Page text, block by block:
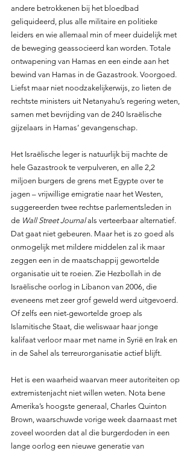
andere betrokkenen bij het bloedbad
geliquideerd, plus alle militaire en politieke
leiders en wie allemaal min of meer duidelijk met
de beweging geassocieerd kan worden. Totale
ontwapening van Hamas en een einde aan het
bewind van Hamas in de Gazastrook. Voorgoed.
Liefst maar niet noodzakelijkerwijs, zo lieten de
rechtste ministers uit Netanyahu’s regering weten,
samen met bevrijding van de 240 Israëlische
gijzelaars in Hamas’ gevangenschap.
Het Israëlische leger is natuurlijk bij machte de
hele Gazastrook te verpulveren, en alle 2,2
miljoen burgers de grens met Egypte over te
jagen – vrijwillige emigratie naar het Westen,
suggereerden twee rechtse parlementsleden in
de Wall Street Journal als verteerbaar alternatief.
Dat gaat niet gebeuren. Maar het is zo goed als
onmogelijk met mildere middelen zal ik maar
zeggen een in de maatschappij gewortelde
organisatie uit te roeien. Zie Hezbollah in de
Israëlische oorlog in Libanon van 2006, die
eveneens met zeer grof geweld werd uitgevoerd.
Of zelfs een niet-gewortelde groep als
Islamitische Staat, die weliswaar haar jonge
kalifaat verloor maar met name in Syrië en Irak en
in de Sahel als terreurorganisatie actief blijft.
Het is een waarheid waarvan meer autoriteiten op
extremistenjacht niet willen weten. Nota bene
Amerika’s hoogste generaal, Charles Quinton
Brown, waarschuwde vorige week daarnaast met
zoveel woorden dat al die burgerdoden in een
lange oorlog een nieuwe generatie van